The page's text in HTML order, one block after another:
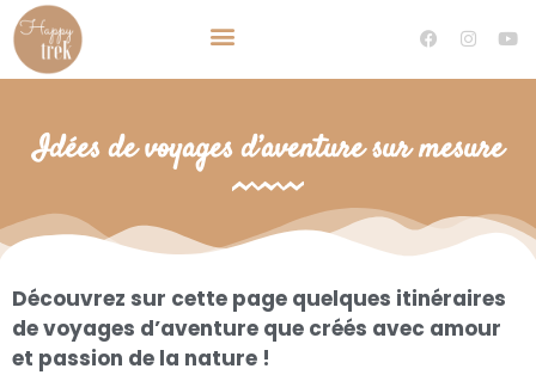
Idées de voyages d’aventure sur mesure
Découvrez sur cette page quelques itinéraires
de voyages d’aventure que créés avec amour
et passion de la nature !